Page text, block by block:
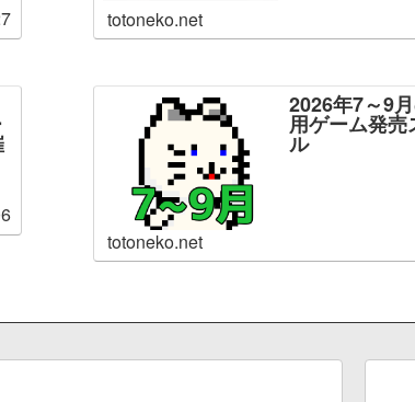
totoneko.net
2026年7～9
用ゲーム発
ル
totoneko.net